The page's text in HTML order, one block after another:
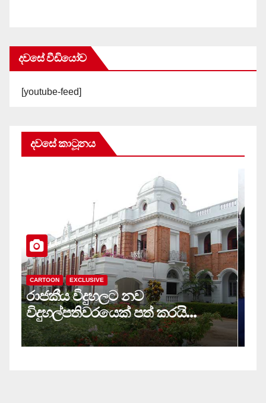
දවසේ වීඩියෝව
[youtube-feed]
දවසේ කාටූනය
CARTOON EXCLUSIVE
රාජකීය විදුහලට නව
විදුහල්පතිවරයෙක් පත් කරයි…